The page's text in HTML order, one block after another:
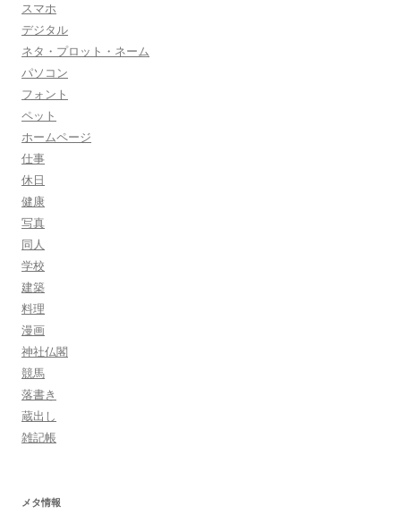
スマホ
デジタル
ネタ・プロット・ネーム
パソコン
フォント
ペット
ホームページ
仕事
休日
健康
写真
同人
学校
建築
料理
漫画
神社仏閣
競馬
落書き
蔵出し
雑記帳
メタ情報